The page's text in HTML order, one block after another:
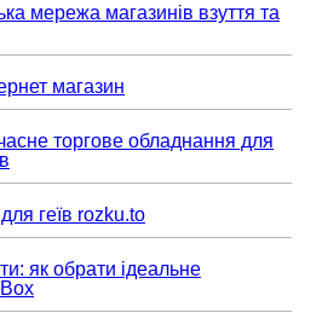
мережа магазинів взуття та
магазин
торгове обладнання для
геїв rozku.to
як обрати ідеальне